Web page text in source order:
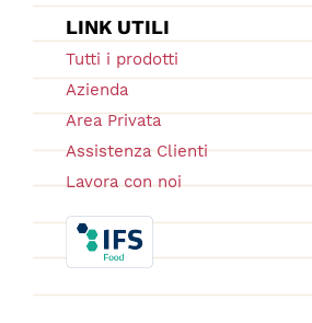
LINK UTILI
Tutti i prodotti
Azienda
Area Privata
Assistenza Clienti
Lavora con noi